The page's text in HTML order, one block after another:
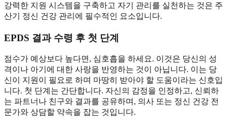
강력한 지원 시스템을 구축하고 자기 관리를 실천하는 것은 주
산기 정신 건강 관리에 필수적인 요소입니다.
EPDS 결과 수령 후 첫 단계
점수가 예상보다 높다면, 심호흡을 하세요. 이것은 당신의 성
격이나 아기에 대한 사랑을 반영하는 것이 아닙니다. 이는 당
신이 지원이 필요로 하며 마땅히 받아야 할 도움이라는 신호입
니다. 첫 단계는 간단합니다. 자신의 감정을 인정하고, 신뢰하
는 파트너나 친구와 결과를 공유하며, 의사 또는 정신 건강 전
문가와 상담할 약속을 잡는 것입니다.